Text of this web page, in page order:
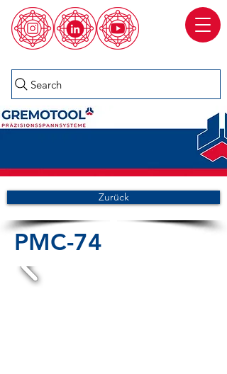
Search
Zurück
PMC-74